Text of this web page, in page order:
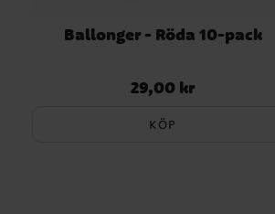
Ballonger - Röda 10-pack
Pris:29,00 kr
29,00 kr
KÖP